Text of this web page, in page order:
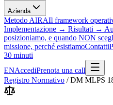
Azienda
Metodo AIRAIl framework
Implementazione → Risultati →
posizioniamo, e quando NON
missione, perché esistiamoContatti
30 minuti
ENAccediPrenota una call
Registro Normativo /DM MLPS